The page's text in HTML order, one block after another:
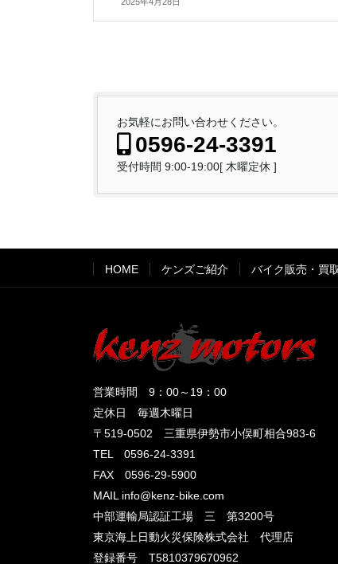
お気軽にお問い合わせください。
0596-24-3391
受付時間 9:00-19:00[ 木曜定休 ]
HOME ケンズご紹介 バイク販売・買取
営業時間 9：00～19：00
定休日 毎週木曜日
〒519-0502 三重県伊勢市小俣町相合983-6
TEL 0596-24-3391
FAX 0596-29-5900
MAIL info@kenz-bike.com
中部運輸局認証工場 三 第3200号
東京海上日動火災保険株式会社 代理店
登録番号 T5810379670962